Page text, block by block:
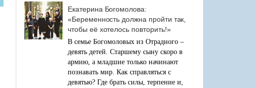
Екатерина Богомолова:
«Беременность должна пройти так,
чтобы её хотелось повторить!»
В семье Богомоловых из Отрадного –
девять детей. Старшему сыну скоро в
армию, а младшие только начинают
познавать мир. Как справляться с
девятью? Где брать силы, терпение и,